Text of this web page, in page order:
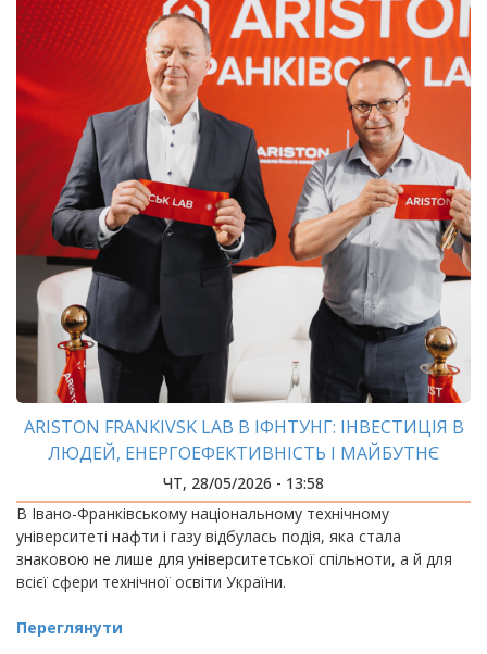
ARISTON FRANKIVSK LAB В ІФНТУНГ: ІНВЕСТИЦІЯ В
ЛЮДЕЙ, ЕНЕРГОЕФЕКТИВНІСТЬ І МАЙБУТНЄ
УКРАЇНИ
ЧТ, 28/05/2026 - 13:58
В Івано-Франківському національному технічному
університеті нафти і газу відбулась подія, яка стала
знаковою не лише для університетської спільноти, а й для
всієї сфери технічної освіти України.
Переглянути